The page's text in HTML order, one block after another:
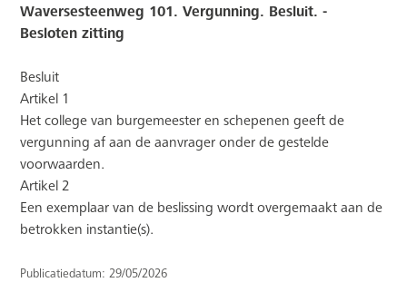
Waversesteenweg 101. Vergunning. Besluit. -
Besloten zitting
Besluit
Artikel 1
Het college van burgemeester en schepenen geeft de
vergunning af aan de aanvrager onder de gestelde
voorwaarden.
Artikel 2
Een exemplaar van de beslissing wordt overgemaakt aan de
betrokken instantie(s).
Publicatiedatum: 29/05/2026